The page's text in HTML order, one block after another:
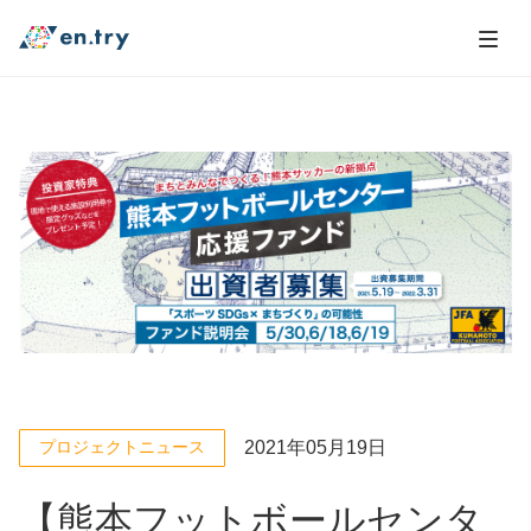
プロジェクトニュース 2021年05月19日
【熊本フットボールセンタ